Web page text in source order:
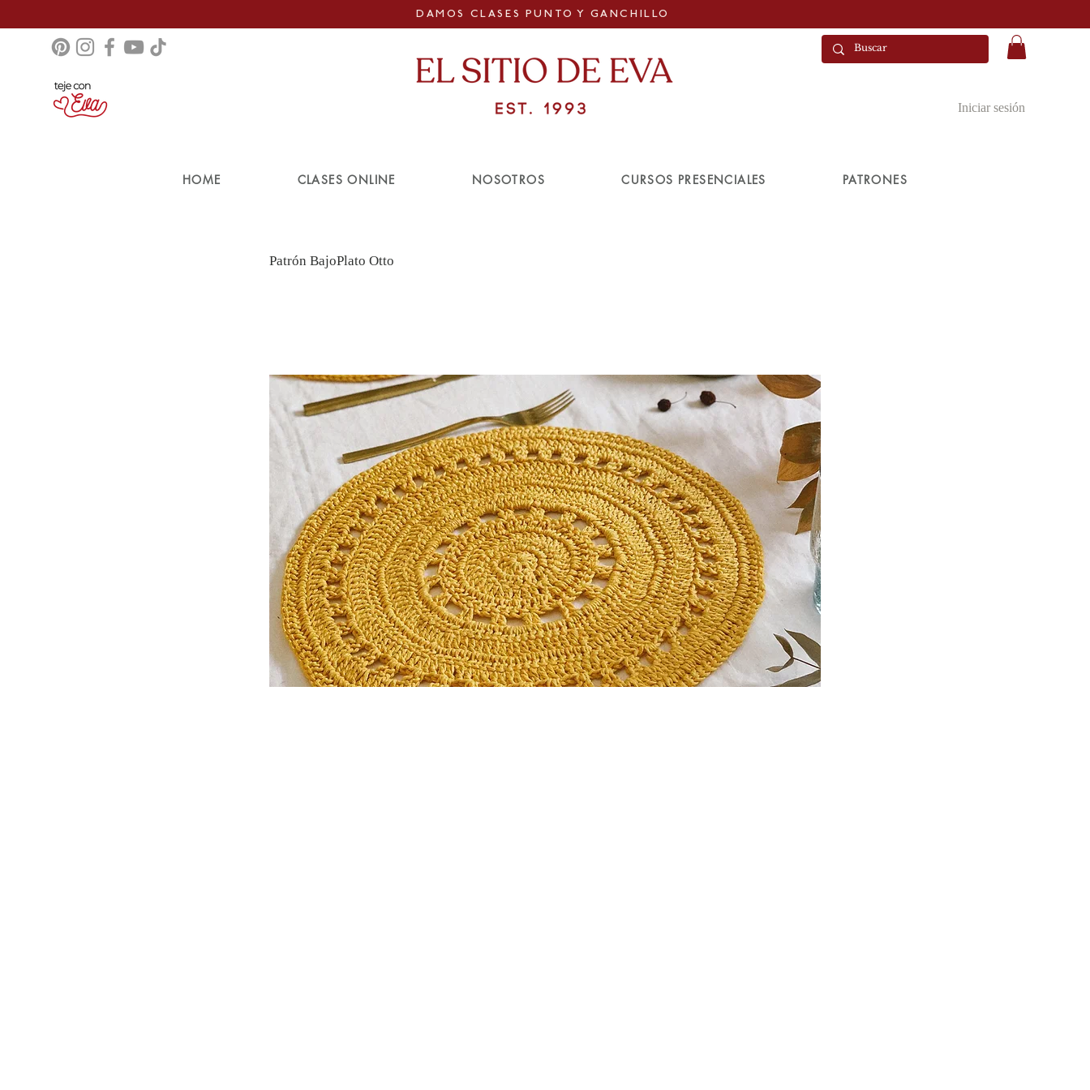
DAMOS CLASES PUNTO Y GANCHILLO
Iniciar sesión
HOME CLASES ONLINE NOSOTROS CURSOS PRESENCIALES PATRONES
Patrón BajoPlato Otto